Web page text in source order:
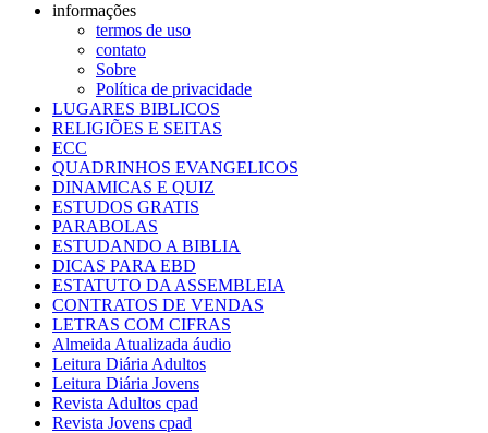
informações
termos de uso
contato
Sobre
Política de privacidade
LUGARES BIBLICOS
RELIGIÕES E SEITAS
ECC
QUADRINHOS EVANGELICOS
DINAMICAS E QUIZ
ESTUDOS GRATIS
PARABOLAS
ESTUDANDO A BIBLIA
DICAS PARA EBD
ESTATUTO DA ASSEMBLEIA
CONTRATOS DE VENDAS
LETRAS COM CIFRAS
Almeida Atualizada áudio
Leitura Diária Adultos
Leitura Diária Jovens
Revista Adultos cpad
Revista Jovens cpad